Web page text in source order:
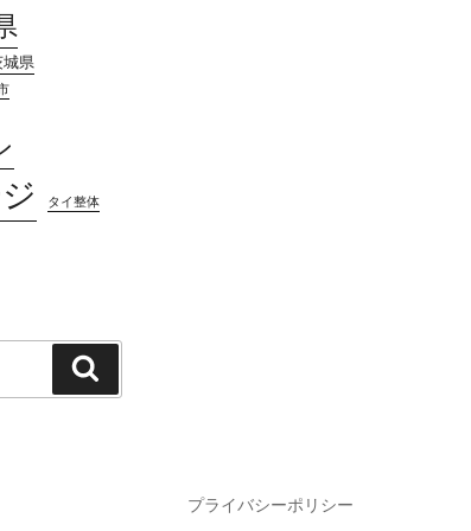
城県
タイ整体
索
プライバシーポリシー